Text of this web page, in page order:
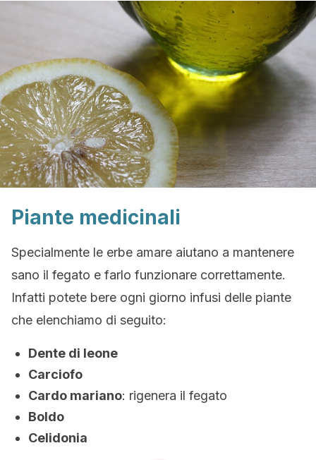
Piante medicinali
Specialmente le erbe amare aiutano a mantenere
sano il fegato e farlo funzionare correttamente.
Infatti potete bere ogni giorno infusi delle piante
che elenchiamo di seguito:
Dente di leone
Carciofo
Cardo mariano: rigenera il fegato
Boldo
Celidonia